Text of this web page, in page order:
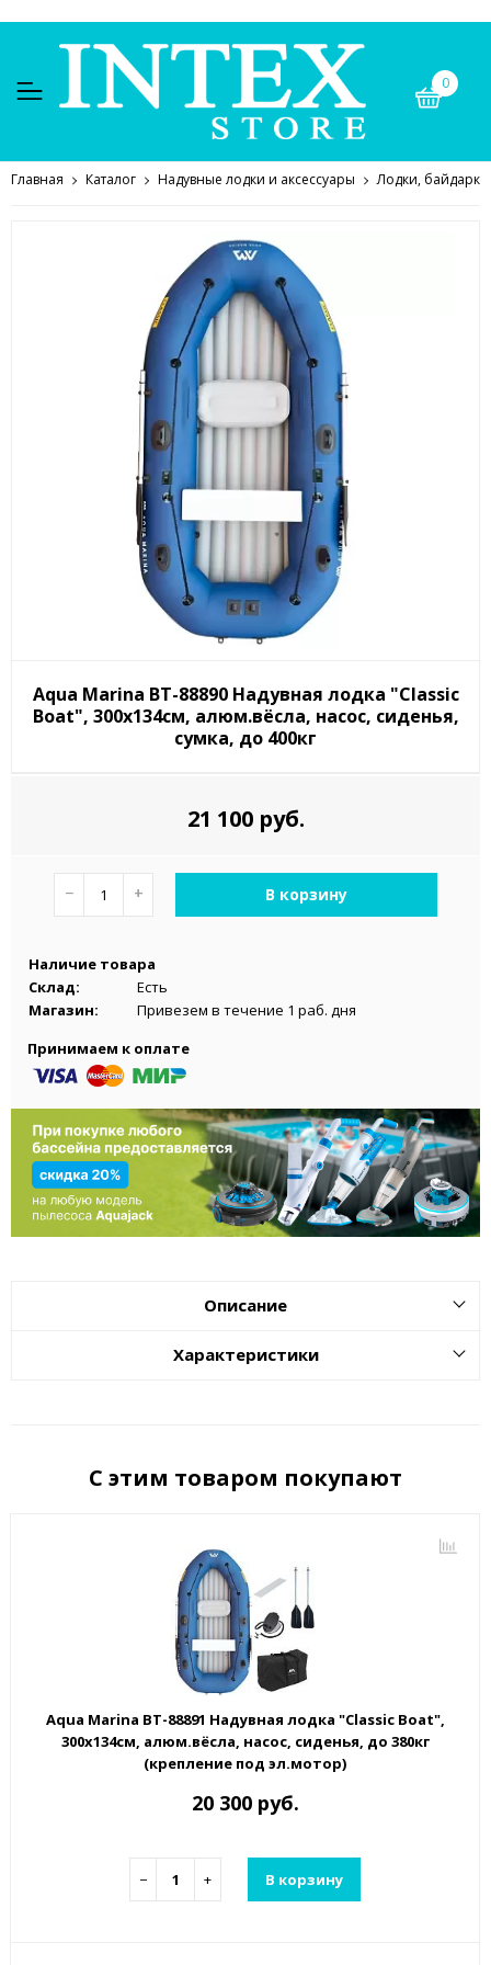
0
Главная Каталог Надувные лодки и аксессуары Лодки,
Aqua Marina BT-88890 Надувная лодка "Classic
Boat", 300х134см, алюм.вёсла, насос, сиденья,
сумка, до 400кг
21 100 руб.
− + В корзину
Наличие товара
Склад:
Есть
Магазин:
Привезем в течение 1 раб. дня
Принимаем к оплате
Описание
Характеристики
С этим товаром покупают
Aqua Marina BT-88891 Надувная лодка "Classic Boat",
300х134см, алюм.вёсла, насос, сиденья, до 380кг
(крепление под эл.мотор)
20 300 руб.
− + В корзину